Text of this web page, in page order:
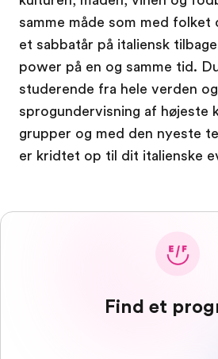
samme måde som med folket
et sabbatår på italiensk
power på en og samme tid.
studerende fra hele verden
sprogundervisning af højeste
grupper og med den nyeste
er kridtet op til dit italienske
Find et